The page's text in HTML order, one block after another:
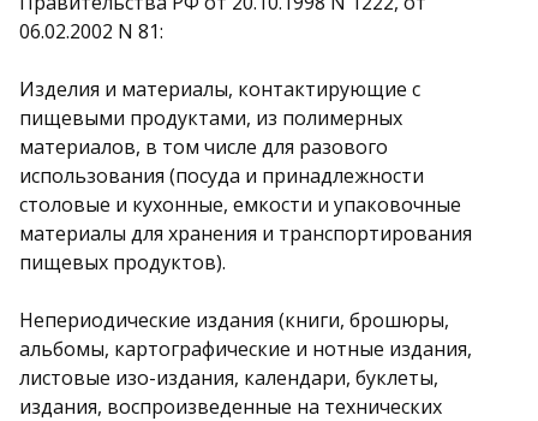
06.02.2002 N 81:
Изделия и материалы, контактирующие с
пищевыми продуктами, из полимерных
материалов, в том числе для разового
использования (посуда и принадлежности
столовые и кухонные, емкости и упаковочные
материалы для хранения и транспортирования
пищевых продуктов).
Непериодические издания (книги, брошюры,
альбомы, картографические и нотные издания,
листовые изо-издания, календари, буклеты,
издания, воспроизведенные на технических